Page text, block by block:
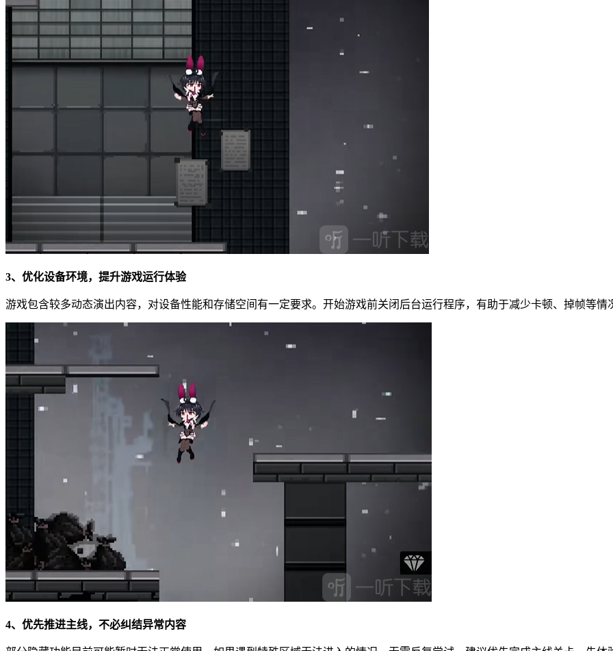
3、优化设备环境，提升游戏运行体验
游戏包含较多动态演出内容，对设备性能和存储空间有一定要求。开始游戏前关闭后台运行程序，有助于减少卡顿、掉帧等情
4、优先推进主线，不必纠结异常内容